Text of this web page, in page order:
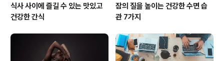
식사 사이에 즐길 수 있는 맛있고
건강한 간식
잠의 질을 높이는 건강한 수면 습
관 7가지